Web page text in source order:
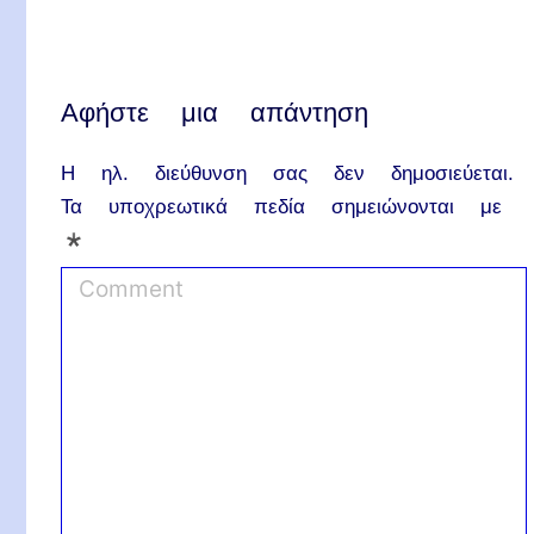
Αφήστε μια απάντηση
Η ηλ. διεύθυνση σας δεν δημοσιεύεται.
Τα υποχρεωτικά πεδία σημειώνονται με
*